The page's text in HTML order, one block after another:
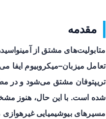
مقدمه
متابولیت‌های مشتق از
تعامل میزبان–میکروبیوم ایفا
تریپتوفان مشتق می‌شود و در
مسیرهای بیوشیمیایی